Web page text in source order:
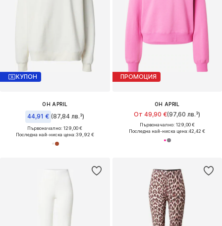
КУПОН
OH APRIL
44,91 € (87,84 лв.³)
Първоначално: 129,00 €
Последна най-ниска цена:39,92 €
ПРОМОЦИЯ
OH APRIL
От 49,90 €(97,60 лв.³)
Първоначално: 129,00 €
Последна най-ниска цена:42,42 €